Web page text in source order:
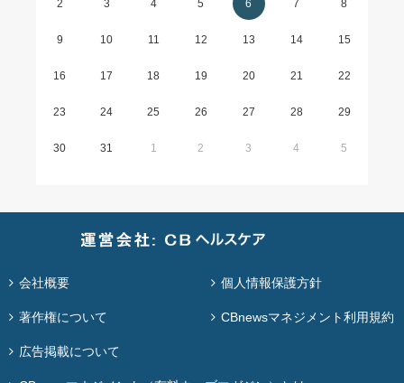
2 3 4 5 6 7 8
9 10 11 12 13 14 15
16 17 18 19 20 21 22
23 24 25 26 27 28 29
30 31 1 2 3 4 5
会社概要 個人情報保護方針
著作権について CBnewsマネジメント利用規約
広告掲載について